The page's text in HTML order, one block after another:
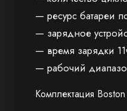
— ресурс батареи
— зарядное
— время зарядки
— рабочий
Комплектация Boston